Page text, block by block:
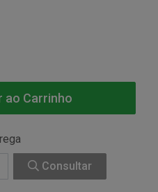
ao Carrinho
Consultar